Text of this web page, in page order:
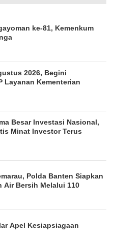
ke-81, Kemenkum
2026, Begini
Layanan Kementerian
Besar Investasi Nasional,
Minat Investor Terus
Polda Banten Siapkan
Air Bersih Melalui 110
Apel Kesiapsiagaan